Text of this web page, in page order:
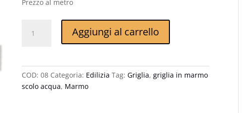
Prezzo al metro
Aggiungi al carrello
COD:08 Categoria: Edilizia Tag:Griglia,griglia in marmo
scolo acqua, Marmo